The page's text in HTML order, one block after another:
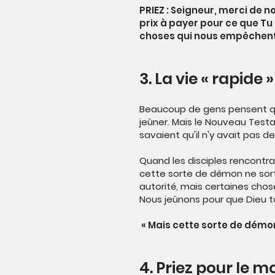
PRIEZ : Seigneur, merci
prix à payer pour ce que
choses qui nous
3. La vie « rapide »
Beaucoup de gens pensent
jeûner. Mais le Nouveau
savaient qu'il n'y avait pas
Quand les disciples
cette sorte de démon ne
autorité, mais certaines
Nous jeûnons pour que Dieu
« Mais cette sorte de
4. Priez pour le